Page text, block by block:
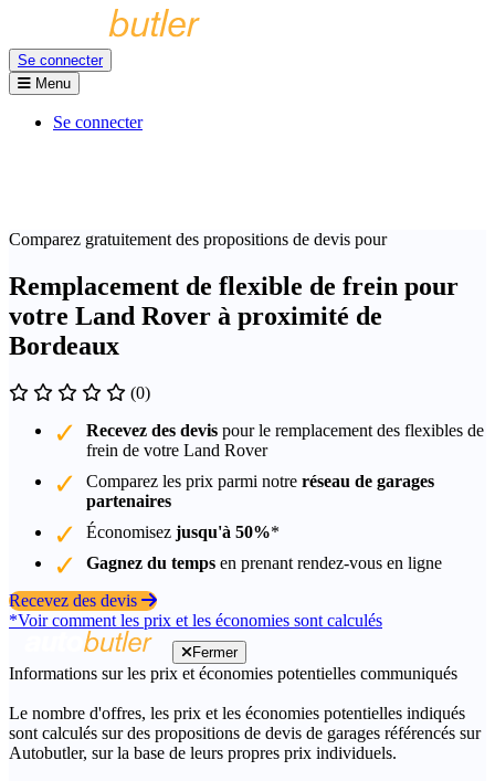
Se connecter
Menu
Se connecter
Comparez gratuitement des propositions de devis pour
Remplacement de flexible de frein pour
votre Land Rover à proximité de
Bordeaux
(0)
Recevez des devis pour le remplacement des flexibles de
frein de votre Land Rover
Comparez les prix parmi notre réseau de garages
partenaires
Économisez jusqu'à 50%*
Gagnez du temps en prenant rendez-vous en ligne
Recevez des devis
*Voir comment les prix et les économies sont calculés
Fermer
Informations sur les prix et économies potentielles communiqués
Le nombre d'offres, les prix et les économies potentielles indiqués
sont calculés sur des propositions de devis de garages référencés sur
Autobutler, sur la base de leurs propres prix individuels.